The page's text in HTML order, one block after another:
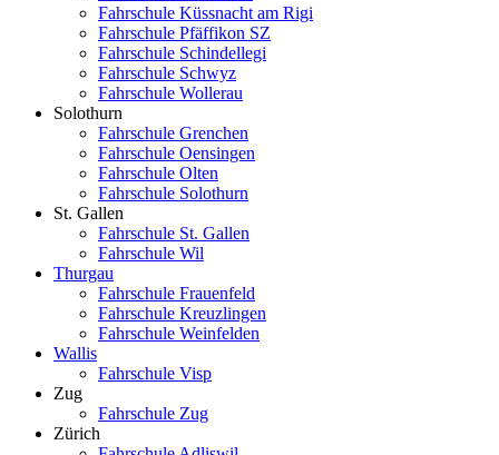
Fahrschule Küssnacht am Rigi
Fahrschule Pfäffikon SZ
Fahrschule Schindellegi
Fahrschule Schwyz
Fahrschule Wollerau
Solothurn
Fahrschule Grenchen
Fahrschule Oensingen
Fahrschule Olten
Fahrschule Solothurn
St. Gallen
Fahrschule St. Gallen
Fahrschule Wil
Thurgau
Fahrschule Frauenfeld
Fahrschule Kreuzlingen
Fahrschule Weinfelden
Wallis
Fahrschule Visp
Zug
Fahrschule Zug
Zürich